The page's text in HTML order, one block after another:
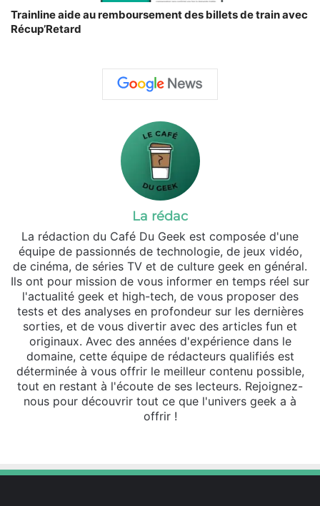
Trainline aide au remboursement des billets de train avec
Récup’Retard
La rédac
La rédaction du Café Du Geek est composée d'une
équipe de passionnés de technologie, de jeux vidéo,
de cinéma, de séries TV et de culture geek en général.
Ils ont pour mission de vous informer en temps réel sur
l'actualité geek et high-tech, de vous proposer des
tests et des analyses en profondeur sur les dernières
sorties, et de vous divertir avec des articles fun et
originaux. Avec des années d'expérience dans le
domaine, cette équipe de rédacteurs qualifiés est
déterminée à vous offrir le meilleur contenu possible,
tout en restant à l'écoute de ses lecteurs. Rejoignez-
nous pour découvrir tout ce que l'univers geek a à
offrir !